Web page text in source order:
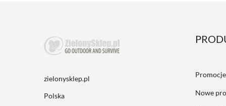
zielonysklep.pl
Polska
Promocje
Nowe